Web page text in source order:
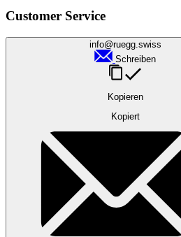
Customer Service
info@ruegg.swiss
Schreiben
Kopieren
Kopiert